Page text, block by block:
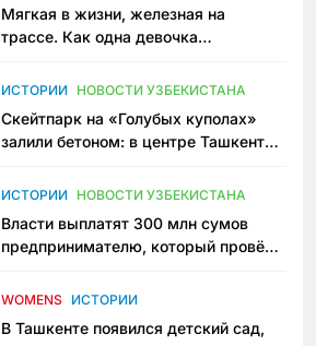
Мягкая в жизни, железная на
трассе. Как одна девочка
Узбекистане
ИСТОРИИ НОВОСТИ УЗБЕКИСТАНА
Скейтпарк на «Голубых куполах»
залили бетоном: в центре Ташкента
пространство
ИСТОРИИ НОВОСТИ УЗБЕКИСТАНА
Власти выплатят 300 млн сумов
предпринимателю, который провёл
приговору
WOMENS ИСТОРИИ
В Ташкенте появился детский сад,